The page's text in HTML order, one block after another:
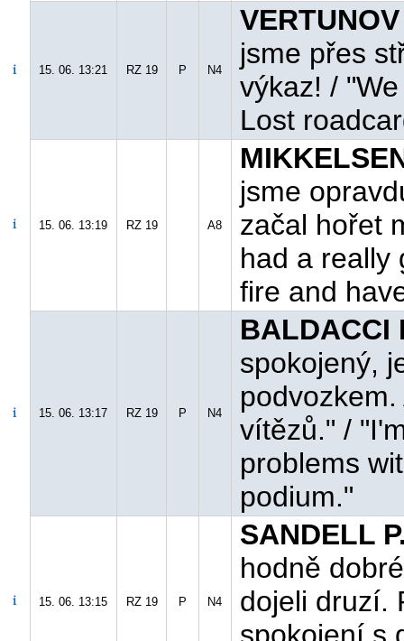
15. 06. 13:21 RZ 19 P N4
jsme přes
výkaz! /
Lost
15. 06. 13:19 RZ 19 A8
jsme
začal hořet
had a really
fire and
15. 06. 13:17 RZ 19 P N4
BALDACCI
spokojený,
vítězů." /
problems
podium."
15. 06. 13:15 RZ 19 P N4
SANDELL
hodně
dojeli druzí.